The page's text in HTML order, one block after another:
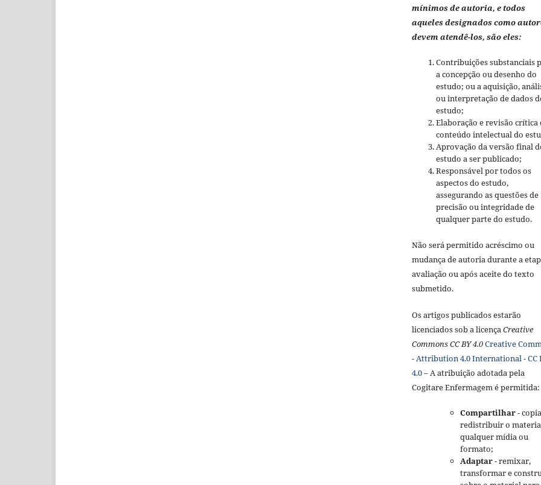
mínimos de autoria, e todos
aqueles designados como
devem atendê-los, são eles:
Contribuições substanciais
a concepção ou desenho do
estudo; ou a aquisição,
ou interpretação de dados
estudo;
Elaboração e revisão crítica
conteúdo intelectual do
Aprovação da versão final
estudo a ser publicado;
Responsável por todos os
aspectos do estudo,
assegurando as questões de
precisão ou integridade de
qualquer parte do estudo.
Não será permitido acréscimo ou
mudança de autoria durante a
avaliação ou após aceite do texto
submetido.
Os artigos publicados estarão
licenciados sob a licença Creative
Commons CC BY 4.0Creative
- Attribution 4.0 International - CC
4.0– A atribuição adotada pela
Cogitare Enfermagem é permitida:
Compartilhar-
redistribuir o
qualquer mídia ou
formato;
Adaptar- remixar,
transformar e